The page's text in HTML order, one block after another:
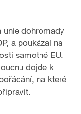
unie dohromady
a poukázal na
samotné EU.
dojde k
na které